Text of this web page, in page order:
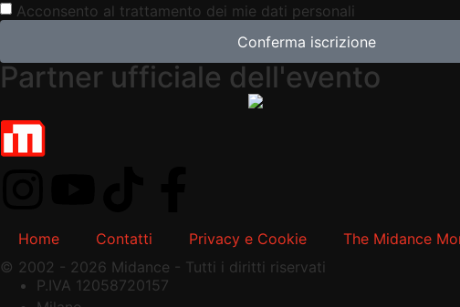
Acconsento al trattamento dei mie dati personali
Conferma iscrizione
Partner ufficiale dell'evento
Home Contatti Privacy e Cookie
The Midance
© 2002 - 2026 Midance - Tutti i diritti riservati
P.IVA 12058720157